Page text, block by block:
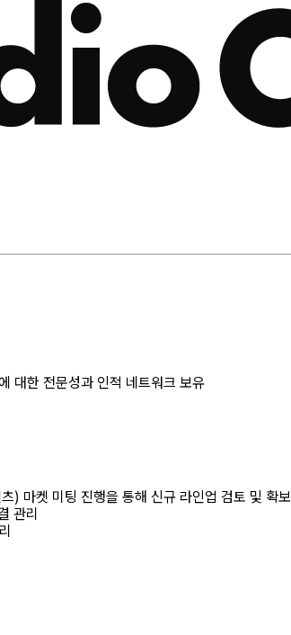
대한 전문성과 인적 네트워크 보유
) 마켓 미팅 진행을 통해 신규 라인업 검토 및 확보
관리